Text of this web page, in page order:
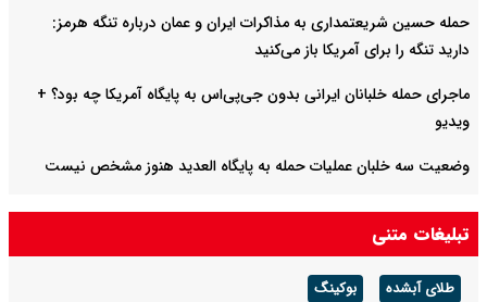
حمله حسین شریعتمداری به مذاکرات ایران و عمان درباره تنگه هرمز:
دارید تنگه را برای آمریکا باز می‌کنید
ماجرای حمله خلبانان ایرانی بدون جی‌پی‌اس به پایگاه آمریکا چه بود؟ +
ویدیو
وضعیت سه خلبان عملیات حمله به پایگاه العدید هنوز مشخص نیست
احتمال شنیده شدن صدای انفجار در پاکدشت تهران/ شهروندان نگران
نباشند
تبلیغات متنی
طلای آبشده بوکینگ